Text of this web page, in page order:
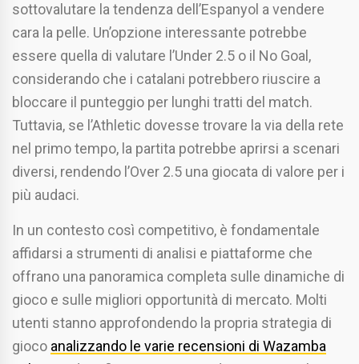
sottovalutare la tendenza dell’Espanyol a vendere
cara la pelle. Un’opzione interessante potrebbe
essere quella di valutare l’Under 2.5 o il No Goal,
considerando che i catalani potrebbero riuscire a
bloccare il punteggio per lunghi tratti del match.
Tuttavia, se l’Athletic dovesse trovare la via della rete
nel primo tempo, la partita potrebbe aprirsi a scenari
diversi, rendendo l’Over 2.5 una giocata di valore per i
più audaci.
In un contesto così competitivo, è fondamentale
affidarsi a strumenti di analisi e piattaforme che
offrano una panoramica completa sulle dinamiche di
gioco e sulle migliori opportunità di mercato. Molti
utenti stanno approfondendo la propria strategia di
gioco analizzando le varie recensioni di Wazamba